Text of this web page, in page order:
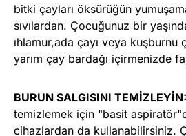
bitki çayları öksürüğün
sıvılardan. Çocuğunuz bir
ıhlamur,ada çayı veya kuşburnu
yarım çay bardağı içirmenizde
BURUN SALGISINI TEMİZLEYİN:
temizlemek için "basit
cihazlardan da kullanabilirsiniz.